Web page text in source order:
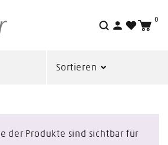
Suche
0
Sortieren
der Produkte sind sichtbar für